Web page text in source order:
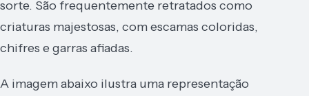
sorte. São frequentemente retratados como
criaturas majestosas, com escamas coloridas,
chifres e garras afiadas.
A imagem abaixo ilustra uma representação